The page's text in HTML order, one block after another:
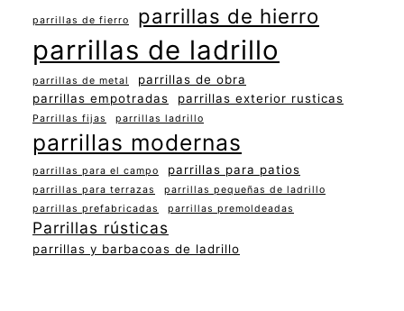
parrillas de fierro parrillas de hierro
parrillas de ladrillo
parrillas de metal
parrillas de obra
parrillas empotradas
parrillas exterior rusticas
Parrillas fijas parrillas ladrillo
parrillas modernas
parrillas para el campo parrillas para patios
parrillas para terrazas
parrillas pequeñas de ladrillo
parrillas prefabricadas
parrillas premoldeadas
Parrillas rústicas
parrillas y barbacoas de ladrillo